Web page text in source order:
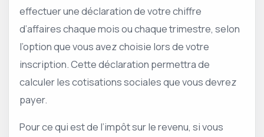
effectuer une déclaration de votre chiffre
d’affaires chaque mois ou chaque trimestre, selon
l’option que vous avez choisie lors de votre
inscription. Cette déclaration permettra de
calculer les cotisations sociales que vous devrez
payer.
Pour ce qui est de l’impôt sur le revenu, si vous